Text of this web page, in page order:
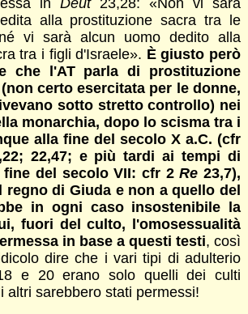
in Deut23,28: «Non vi sarà
alla prostituzione sacra tra le
vi sarà alcun uomo dedito alla
tra i figli d'Israele». È giusto però
che l'AT parla di prostituzione
certo esercitata per le donne,
sotto stretto controllo) nei
monarchia, dopo lo scisma tra i
alla fine del secolo X a.C. (cfr
22,47; e più tardi ai tempi di
fine del secolo VII: cfr 2Re 23,7),
di Giuda e non a quello del
in ogni caso insostenibile la
fuori del culto, l'omosessualità
in base a questi testi, così
dire che i vari tipi di adulterio
e 20 erano solo quelli dei culti
altri sarebbero stati permessi!